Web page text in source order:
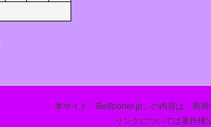
本サイト「BeSporter.jp」の内容は、商
リンクについては著作権